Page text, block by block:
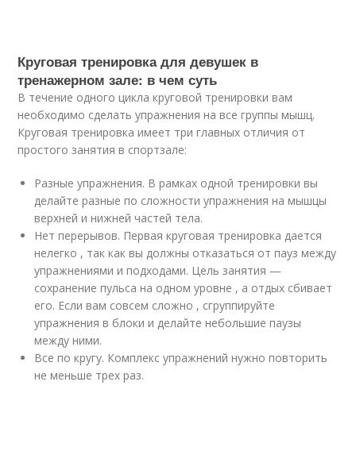
Круговая тренировка для девушек в
тренажерном зале: в чем суть
В течение одного цикла круговой тренировки вам
необходимо сделать упражнения на все группы мышц.
Круговая тренировка имеет три главных отличия от
простого занятия в спортзале:
Разные упражнения. В рамках одной тренировки вы
делайте разные по сложности упражнения на мышцы
верхней и нижней частей тела.
Нет перерывов. Первая круговая тренировка дается
нелегко , так как вы должны отказаться от пауз между
упражнениями и подходами. Цель занятия —
сохранение пульса на одном уровне , а отдых сбивает
его. Если вам совсем сложно , сгруппируйте
упражнения в блоки и делайте небольшие паузы
между ними.
Все по кругу. Комплекс упражнений нужно повторить
не меньше трех раз.